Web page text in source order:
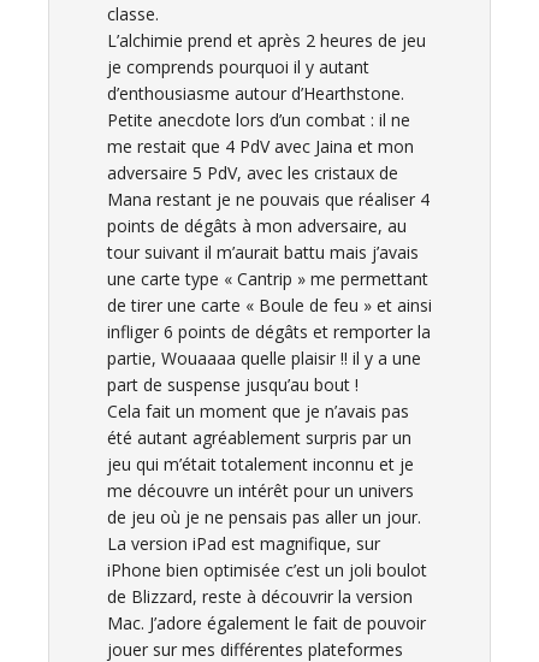
classe.
L’alchimie prend et après 2 heures de jeu
je comprends pourquoi il y autant
d’enthousiasme autour d’Hearthstone.
Petite anecdote lors d’un combat : il ne
me restait que 4 PdV avec Jaina et mon
adversaire 5 PdV, avec les cristaux de
Mana restant je ne pouvais que réaliser 4
points de dégâts à mon adversaire, au
tour suivant il m’aurait battu mais j’avais
une carte type « Cantrip » me permettant
de tirer une carte « Boule de feu » et ainsi
infliger 6 points de dégâts et remporter la
partie, Wouaaaa quelle plaisir !! il y a une
part de suspense jusqu’au bout !
Cela fait un moment que je n’avais pas
été autant agréablement surpris par un
jeu qui m’était totalement inconnu et je
me découvre un intérêt pour un univers
de jeu où je ne pensais pas aller un jour.
La version iPad est magnifique, sur
iPhone bien optimisée c’est un joli boulot
de Blizzard, reste à découvrir la version
Mac. J’adore également le fait de pouvoir
jouer sur mes différentes plateformes